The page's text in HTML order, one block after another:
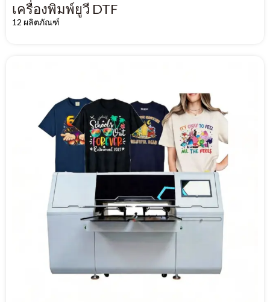
เครื่องพิมพ์ยูวี DTF
12 ผลิตภัณฑ์